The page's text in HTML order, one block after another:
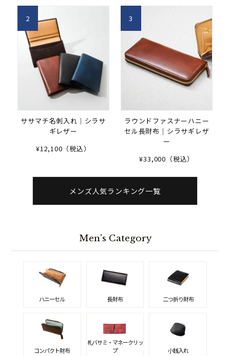
ササマチ名刺入れ｜シラサ
ギレザー
¥12,100（税込）
2
ラウンドファスナーハニー
セル長財布｜シラサギレザ
ー
¥33,000（税込）
3
メンズ人気ランキング一覧
Men's Category
ハニーセル 長財布 二つ折り財布
コンパクト財布
札バサミ・マネークリッ
プ
小銭入れ